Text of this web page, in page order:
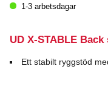
produkten
varianter.
olika
1-3 arbetsdagar
UD X-STABLE
Ett stabilt ryggstöd